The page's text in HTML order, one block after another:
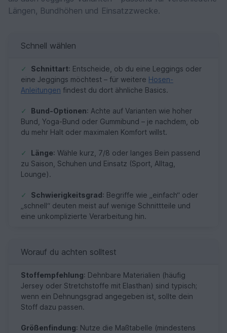
Längen, Bundhöhen und Einsatzzwecke.
Schnell wählen
✓ Schnittart: Entscheide, ob du eine Leggings oder
eine Jeggings möchtest – für weitere Hosen-
Anleitungen findest du dort ähnliche Basics.
✓ Bund-Optionen: Achte auf Varianten wie hoher
Bund, Yoga-Bund oder Gummibund – je nachdem, ob
du mehr Halt oder maximalen Komfort willst.
✓ Länge: Wähle kurz, 7/8 oder langes Bein passend
zu Saison, Schuhen und Einsatz (Sport, Alltag,
Lounge).
✓ Schwierigkeitsgrad: Begriffe wie „einfach“ oder
„schnell“ deuten meist auf wenige Schnittteile und
eine unkomplizierte Verarbeitung hin.
Worauf du achten solltest
Stoffempfehlung: Dehnbare Materialien (häufig
Jersey oder Stretchstoffe mit Elasthan) sind typisch;
wenn ein Dehnungsgrad angegeben ist, sollte dein
Stoff dazu passen.
Größenfindung: Nutze die Maßtabelle (mindestens